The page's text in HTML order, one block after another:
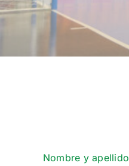
Nombre y apellido